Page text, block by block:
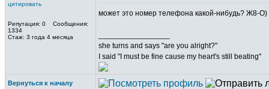
цитировать
Репутация: 0 Сообщения:
1334
Стаж: 3 года 4 месяца
может это номер телефона какой-нибудь? Ж8-О)
she turns and says "are you alright?"
I said "I must be fine cause my heart's still beating"
Вернуться к началу